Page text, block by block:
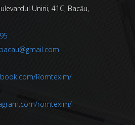
Unirii, 41C, Bacău,
Romtexim/
romtexim/